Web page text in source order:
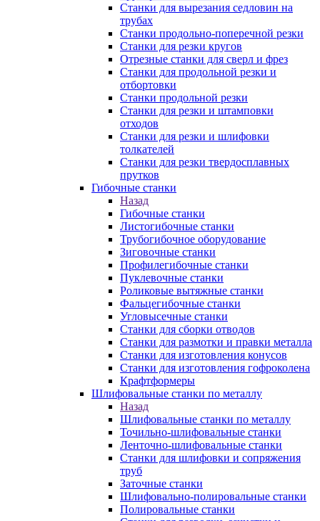
Станки для вырезания седловин на
трубаx
Станки продольно-поперечной резки
Станки для резки кругов
Отрезные станки для сверл и фрез
Станки для продольной резки и
отбортовки
Станки продольной резки
Станки для резки и штамповки
отходов
Станки для резки и шлифовки
толкателей
Станки для резки твердосплавных
прутков
Гибочные станки
Назад
Гибочные станки
Листогибочные станки
Трубогибочное оборудование
Зиговочные станки
Профилегибочные станки
Пуклевочные станки
Роликовые вытяжные станки
Фальцегибочные станки
Угловысечные станки
Станки для сборки отводов
Станки для размотки и правки металла
Станки для изготовления конусов
Станки для изготовления гофроколена
Крафтформеры
Шлифовальные станки по металлу
Назад
Шлифовальные станки по металлу
Точильно-шлифовальные станки
Ленточно-шлифовальные станки
Станки для шлифовки и сопряжения
труб
Заточные станки
Шлифовально-полировальные станки
Полировальные станки